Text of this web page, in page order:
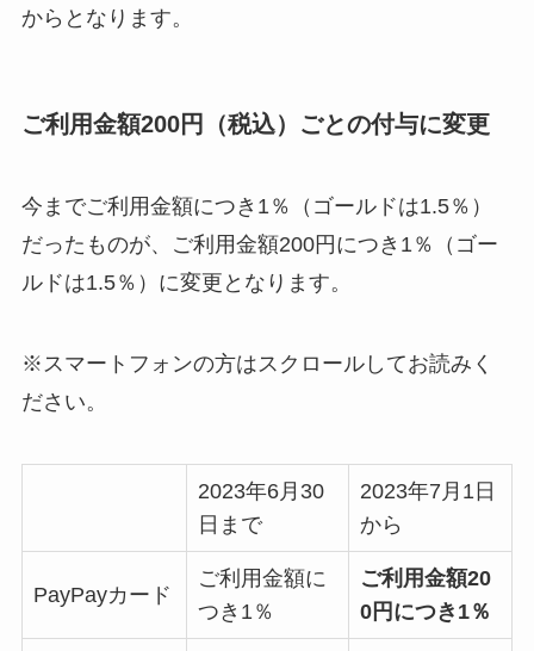
からとなります。
ご利用金額200円（税込）ごとの付与に変更
今までご利用金額につき1％（ゴールドは1.5％）
だったものが、ご利用金額200円につき1％（ゴー
ルドは1.5％）に変更となります。
※スマートフォンの方はスクロールしてお読みく
ださい。
2023年6月30
日まで
2023年7月1日
から
PayPayカード
ご利用金額に
つき1％
ご利用金額20
0円につき1％